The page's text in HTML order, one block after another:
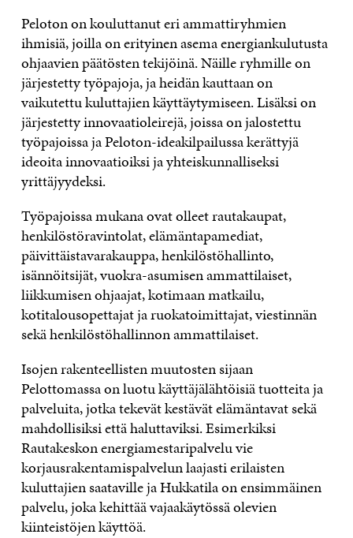
Peloton on kouluttanut eri ammattiryhmien
ihmisiä, joilla on erityinen asema energiankulutusta
ohjaavien päätösten tekijöinä. Näille ryhmille on
järjestetty työpajoja, ja heidän kauttaan on
vaikutettu kuluttajien käyttäytymiseen. Lisäksi on
järjestetty innovaatioleirejä, joissa on jalostettu
työpajoissa ja Peloton-ideakilpailussa kerättyjä
ideoita innovaatioiksi ja yhteiskunnalliseksi
yrittäjyydeksi.
Työpajoissa mukana ovat olleet rautakaupat,
henkilöstöravintolat, elämäntapamediat,
päivittäistavarakauppa, henkilöstöhallinto,
isännöitsijät, vuokra-asumisen ammattilaiset,
liikkumisen ohjaajat, kotimaan matkailu,
kotitalousopettajat ja ruokatoimittajat, viestinnän
sekä henkilöstöhallinnon ammattilaiset.
Isojen rakenteellisten muutosten sijaan
Pelottomassa on luotu käyttäjälähtöisiä tuotteita ja
palveluita, jotka tekevät kestävät elämäntavat sekä
mahdollisiksi että haluttaviksi. Esimerkiksi
Rautakeskon energiamestaripalvelu vie
korjausrakentamispalvelun laajasti erilaisten
kuluttajien saataville ja Hukkatila on ensimmäinen
palvelu, joka kehittää vajaakäytössä olevien
kiinteistöjen käyttöä.